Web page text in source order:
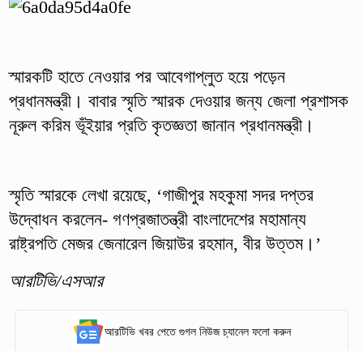
স্মারকটি হাতে নেওয়ার পর আবেগাপ্লুত হয়ে পড়েন
প্রধানমন্ত্রী। বাবার স্মৃতি স্মারক দেওয়ার জন্য জেলা প্রশাসক
নূরুল করিম ভূঁইয়ার প্রতি কৃতজ্ঞতা জানান প্রধানমন্ত্রী।
স্মৃতি স্মারকে লেখা রয়েছে, ‘গাজীপুর মহকুমা সদর দপ্তর
উদ্বোধন করলেন- গণপ্রজাতন্ত্রী বাংলাদেশের মহামান্য
রাষ্ট্রপতি মেজর জেনারেল জিয়াউর রহমান, বীর উত্তম।’
আরটিভি/এসআর
আরটিভি খবর পেতে গুগল নিউজ চ্যানেল ফলো করুন